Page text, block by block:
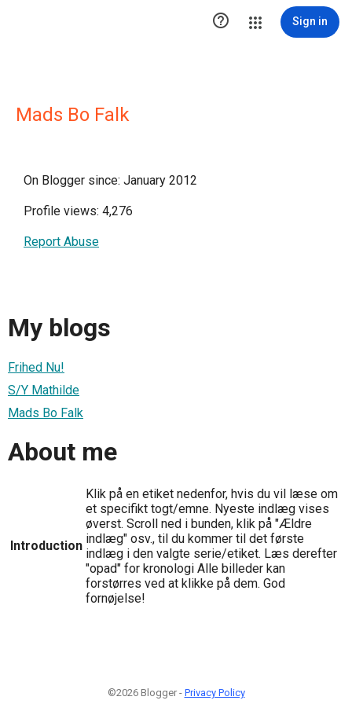
 Sign in
Mads Bo Falk
On Blogger since: January 2012
Profile views: 4,276
Report Abuse
My blogs
Frihed Nu!
S/Y Mathilde
Mads Bo Falk
About me
Introduction
Klik på en etiket nedenfor, hvis du vil læse om
et specifikt togt/emne. Nyeste indlæg vises
øverst. Scroll ned i bunden, klik på "Ældre
indlæg" osv., til du kommer til det første
indlæg i den valgte serie/etiket. Læs derefter
"opad" for kronologi Alle billeder kan
forstørres ved at klikke på dem. God
fornøjelse!
©2026 Blogger - Privacy Policy